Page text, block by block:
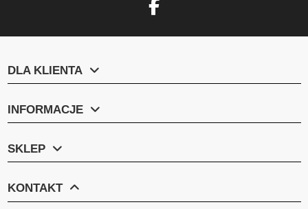
DLA KLIENTA
INFORMACJE
SKLEP
KONTAKT